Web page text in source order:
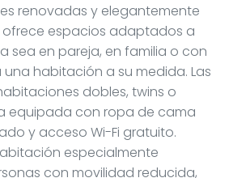
renovadas y elegantemente
espacios adaptados a
sea en pareja, en familia o con
habitación a su medida. Las
dobles, twins o
equipada con ropa de cama
y acceso Wi-Fi gratuito.
especialmente
con movilidad reducida,